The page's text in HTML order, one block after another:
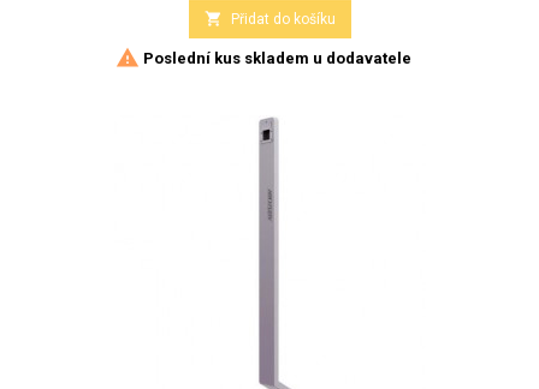
 Přidat do košíku
 Poslední kus skladem u dodavatele